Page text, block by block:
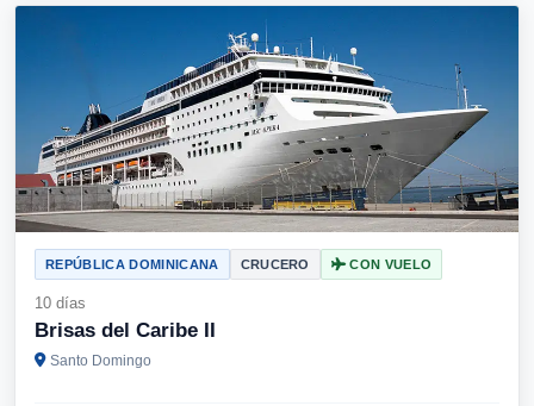
REPÚBLICA DOMINICANA CRUCERO CON VUELO
10 días
Brisas del Caribe II
Santo Domingo